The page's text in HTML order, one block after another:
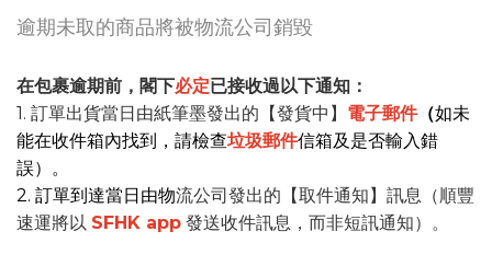
逾期未取的商品將被物流公司銷毀
在包裹逾期前，閣下必定已接收過以下通知：
1. 訂單出貨當日由紙筆墨發出的【發貨中】 電子郵件（如未
能在收件箱內找到，請檢查垃圾郵件信箱及是否輸入錯
誤） 。
2. 訂單到達當日由物流公司發出的【取件通知】訊息（順豐
速運將以 SFHK app 發送收件訊息，而非短訊通知）。